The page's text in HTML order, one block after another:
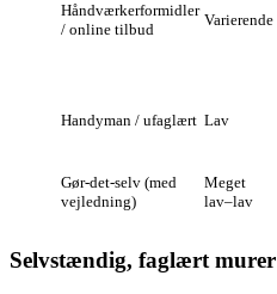
Håndværkerformidler
/ online tilbud
Varierende
Handyman / ufaglært Lav
Gør‑det‑selv (med
vejledning)
Meget
lav–lav
Selvstændig, faglært murer